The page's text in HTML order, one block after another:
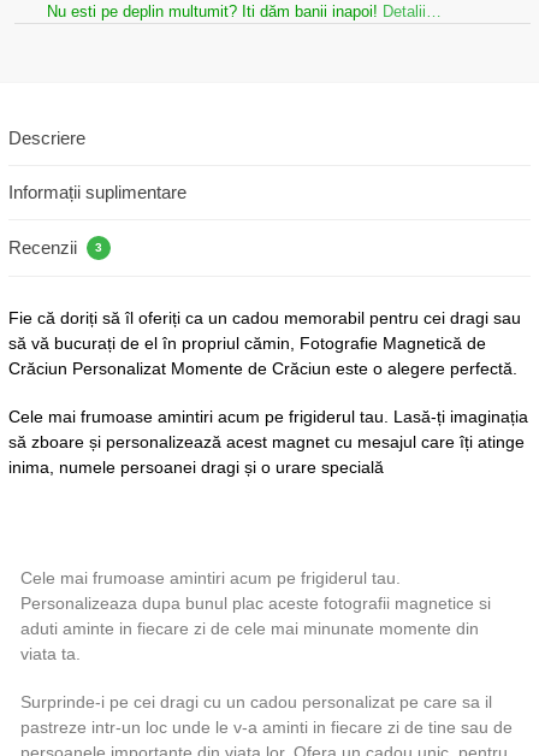
Nu esti pe deplin multumit? Iti dăm banii inapoi! Detalii…
Descriere
Informații suplimentare
Recenzii 3
Fie că doriți să îl oferiți ca un cadou memorabil pentru cei dragi sau
să vă bucurați de el în propriul cămin, Fotografie Magnetică de
Crăciun Personalizat Momente de Crăciun este o alegere perfectă.
Cele mai frumoase amintiri acum pe frigiderul tau. Lasă-ți imaginația
să zboare și personalizează acest magnet cu mesajul care îți atinge
inima, numele persoanei dragi și o urare specială
Cele mai frumoase amintiri acum pe frigiderul tau.
Personalizeaza dupa bunul plac aceste fotografii magnetice si
aduti aminte in fiecare zi de cele mai minunate momente din
viata ta.
Surprinde-i pe cei dragi cu un cadou personalizat pe care sa il
pastreze intr-un loc unde le v-a aminti in fiecare zi de tine sau de